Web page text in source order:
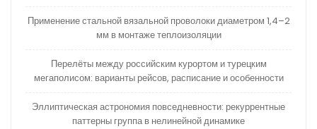
Применение стальной вязальной проволоки диаметром 1,4–2
мм в монтаже теплоизоляции
Перелёты между российским курортом и турецким
мегаполисом: варианты рейсов, расписание и особенности
Эллиптическая астрономия повседневности: рекуррентные
паттерны группа в нелинейной динамике